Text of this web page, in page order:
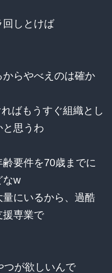
回しとけば
らやべえのは確か
ばもうすぐ組織とし
と思うわ
要件を70歳までに
なw
にいるから、過酷
援専業で
つが欲しいんで